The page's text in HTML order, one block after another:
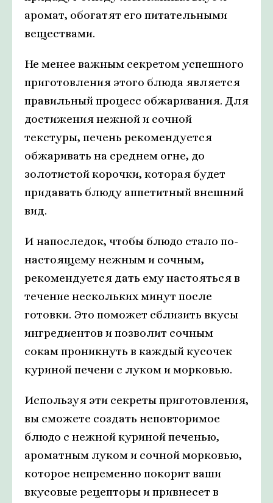
аромат, обогатят его питательными
веществами.
Не менее важным секретом успешного
приготовления этого блюда является
правильный процесс обжаривания. Для
достижения нежной и сочной
текстуры, печень рекомендуется
обжаривать на среднем огне, до
золотистой корочки, которая будет
придавать блюду аппетитный внешний
вид.
И напоследок, чтобы блюдо стало по-
настоящему нежным и сочным,
рекомендуется дать ему настояться в
течение нескольких минут после
готовки. Это поможет сблизить вкусы
ингредиентов и позволит сочным
сокам проникнуть в каждый кусочек
куриной печени с луком и морковью.
Используя эти секреты приготовления,
вы сможете создать неповторимое
блюдо с нежной куриной печенью,
ароматным луком и сочной морковью,
которое непременно покорит ваши
вкусовые рецепторы и привнесет в